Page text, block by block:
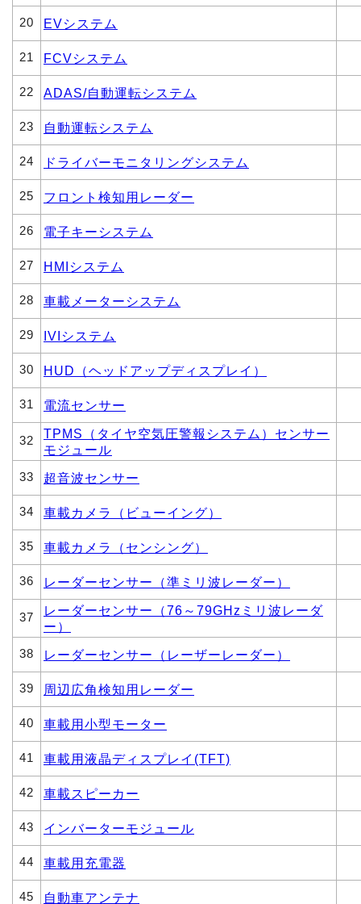
20 EVシステム
21 FCVシステム
22 ADAS/自動運転システム
23 自動運転システム
24 ドライバーモニタリングシステム
25 フロント検知用レーダー
26 電子キーシステム
27 HMIシステム
28 車載メーターシステム
29 IVIシステム
30 HUD（ヘッドアップディスプレイ）
31 電流センサー
32
TPMS（タイヤ空気圧警報システム）センサー
モジュール
33 超音波センサー
34 車載カメラ（ビューイング）
35 車載カメラ（センシング）
36 レーダーセンサー（準ミリ波レーダー）
37
レーダーセンサー（76～79GHzミリ波レーダ
ー）
38 レーダーセンサー（レーザーレーダー）
39 周辺広角検知用レーダー
40 車載用小型モーター
41 車載用液晶ディスプレイ(TFT)
42 車載スピーカー
43 インバーターモジュール
44 車載用充電器
45 自動車アンテナ